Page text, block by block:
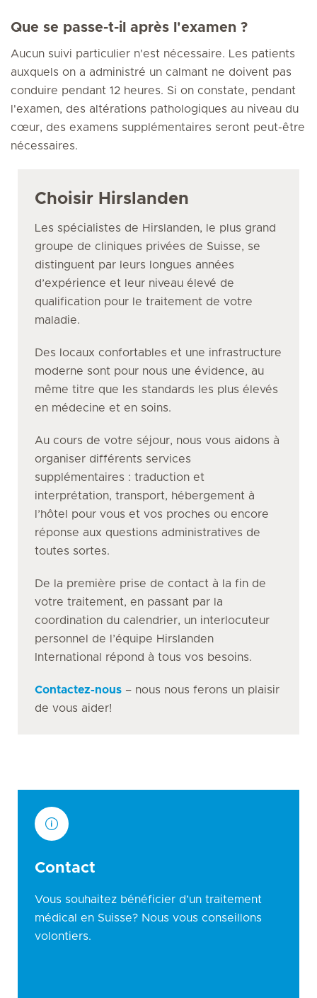
Que se passe-t-il après l'examen ?
Aucun suivi particulier n'est nécessaire. Les patients
auxquels on a administré un calmant ne doivent pas
conduire pendant 12 heures. Si on constate, pendant
l'examen, des altérations pathologiques au niveau du
cœur, des examens supplémentaires seront peut-être
nécessaires.
Choisir Hirslanden
Les spécialistes de Hirslanden, le plus grand
groupe de cliniques privées de Suisse, se
distinguent par leurs longues années
d’expérience et leur niveau élevé de
qualification pour le traitement de votre
maladie.
Des locaux confortables et une infrastructure
moderne sont pour nous une évidence, au
même titre que les standards les plus élevés
en médecine et en soins.
Au cours de votre séjour, nous vous aidons à
organiser différents services
supplémentaires : traduction et
interprétation, transport, hébergement à
l’hôtel pour vous et vos proches ou encore
réponse aux questions administratives de
toutes sortes.
De la première prise de contact à la fin de
votre traitement, en passant par la
coordination du calendrier, un interlocuteur
personnel de l’équipe Hirslanden
International répond à tous vos besoins.
Contactez-nous – nous nous ferons un plaisir
de vous aider!
Contact
Vous souhaitez bénéficier d’un traitement
médical en Suisse? Nous vous conseillons
volontiers.